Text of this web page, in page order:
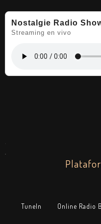
Nostalgie Radio
Streaming en vivo
.
TuneIn Online Radio